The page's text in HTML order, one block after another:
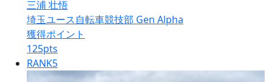
三浦 壮悟
埼玉ユース自転車競技部 Gen Alpha
獲得ポイント
125pts
RANK5